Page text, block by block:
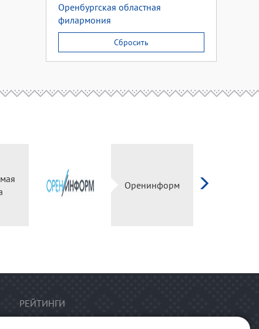
Оренбургская областная
филармония
Сбросить
Оренинформ
РЕЙТИНГИ